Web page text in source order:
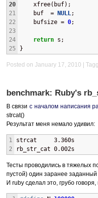
20
21
22
23
24
25
    xfree(buf);
    buf  =
NULL;
    bufsize =
0;
return s;
}
Posted on January 17, 2010
benchmark: Ruby's
В связи с началом написания
strcat()
Результат меня немало удивил:
1
2
strcat     3.360s
rb_str_cat 0.002s
Тесты проводились в тяжелых
пустой) один заранее заданный
И ruby сделал это, грубо говоря,